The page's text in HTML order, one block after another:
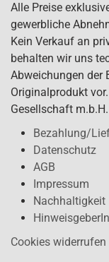
Alle Preise
gewerbliche
Kein Verkauf an
behalten wir uns
Abweichungen der
Originalprodukt
Gesellschaft
Bezahlung/
Datenschutz
AGB
Impressum
Nachhaltigkeit
Cookies widerrufen